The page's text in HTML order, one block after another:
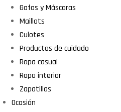
Gafas y Máscaras
Maillots
Culotes
Productos de cuidado
Ropa casual
Ropa interior
Zapatillas
Ocasión